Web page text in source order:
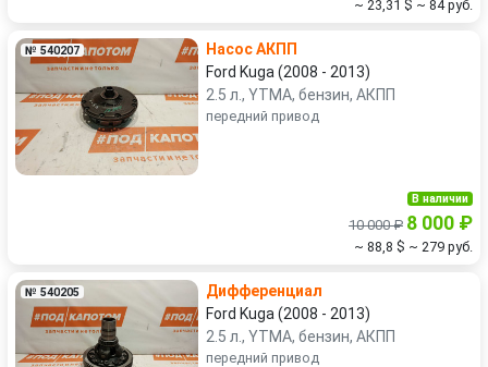
~ 23,31 $ ~ 84 руб.
№ 540207
Насос АКПП
Ford Kuga (2008 - 2013)
2.5 л., YTMA, бензин, АКПП
передний привод
В наличии
10 000 ₽ 8 000 ₽
~ 88,8 $ ~ 279 руб.
№ 540205
Дифференциал
Ford Kuga (2008 - 2013)
2.5 л., YTMA, бензин, АКПП
передний привод